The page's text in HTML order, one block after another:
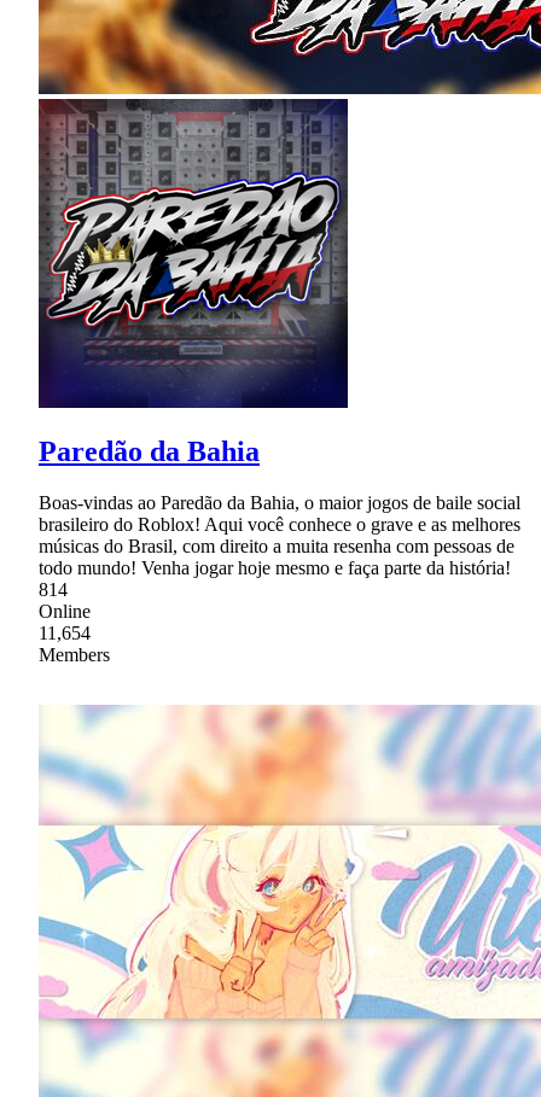
Paredão da Bahia
Boas-vindas ao Paredão da Bahia, o maior jogos de baile social
brasileiro do Roblox! Aqui você conhece o grave e as melhores
músicas do Brasil, com direito a muita resenha com pessoas de
todo mundo! Venha jogar hoje mesmo e faça parte da história!
814
Online
11,654
Members